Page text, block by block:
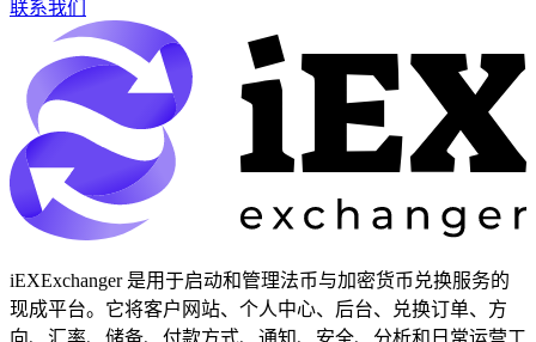
联系我们
iEXExchanger 是用于启动和管理法币与加密货币兑换服务的
现成平台。它将客户网站、个人中心、后台、兑换订单、方
向、汇率、储备、付款方式、通知、安全、分析和日常运营工